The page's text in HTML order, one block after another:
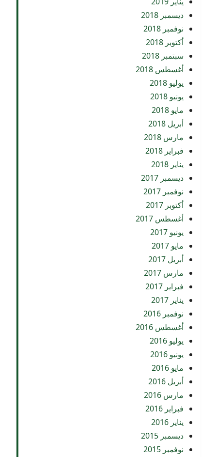
ديسمبر 2018
نوفمبر 2018
أكتوبر 2018
سبتمبر 2018
أغسطس 2018
يوليو 2018
يونيو 2018
مايو 2018
أبريل 2018
مارس 2018
فبراير 2018
يناير 2018
ديسمبر 2017
نوفمبر 2017
أكتوبر 2017
أغسطس 2017
يونيو 2017
مايو 2017
أبريل 2017
مارس 2017
فبراير 2017
يناير 2017
نوفمبر 2016
أغسطس 2016
يوليو 2016
يونيو 2016
مايو 2016
أبريل 2016
مارس 2016
فبراير 2016
يناير 2016
ديسمبر 2015
نوفمبر 2015